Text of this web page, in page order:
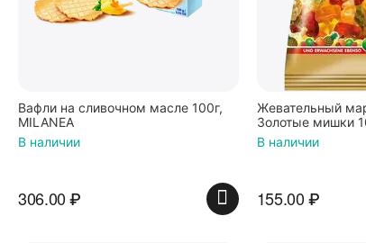
Вафли на сливочном масле 100г,
MILANEA
В наличии
306.00₽
Жевательный
Золотые мишки
В наличии
155.00₽